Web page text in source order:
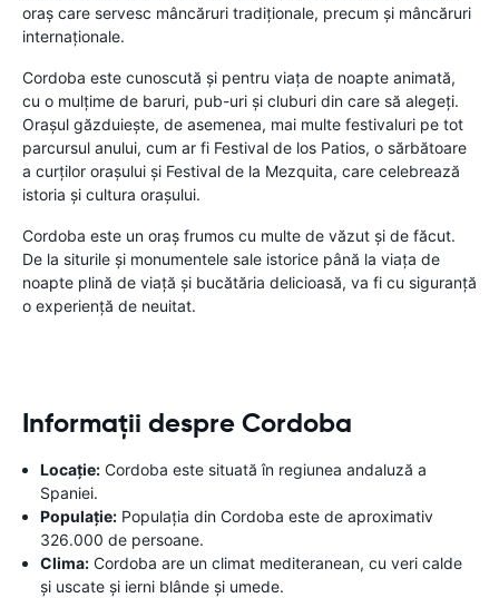
oraș care servesc mâncăruri tradiționale, precum și mâncăruri
internaționale.
Cordoba este cunoscută și pentru viața de noapte animată,
cu o mulțime de baruri, pub-uri și cluburi din care să alegeți.
Orașul găzduiește, de asemenea, mai multe festivaluri pe tot
parcursul anului, cum ar fi Festival de los Patios, o sărbătoare
a curților orașului și Festival de la Mezquita, care celebrează
istoria și cultura orașului.
Cordoba este un oraș frumos cu multe de văzut și de făcut.
De la siturile și monumentele sale istorice până la viața de
noapte plină de viață și bucătăria delicioasă, va fi cu siguranță
o experiență de neuitat.
Informații despre Cordoba
Locație: Cordoba este situată în regiunea andaluză a
Spaniei.
Populație: Populația din Cordoba este de aproximativ
326.000 de persoane.
Clima: Cordoba are un climat mediteranean, cu veri calde
și uscate și ierni blânde și umede.